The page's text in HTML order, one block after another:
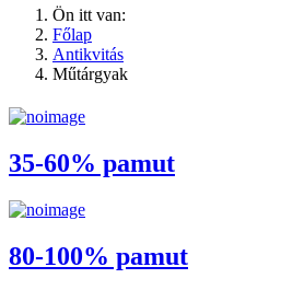
Ön itt van:
Főlap
Antikvitás
Műtárgyak
35-60% pamut
80-100% pamut